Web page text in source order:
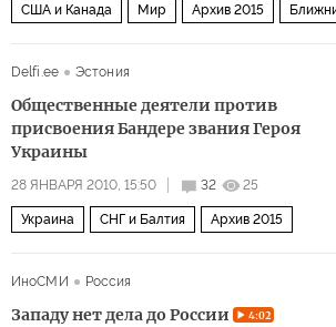
США и Канада Мир Архив 2015
Delfi.ee
Эстония
Общественные деятели против
присвоения Бандере звания Героя
Украины
28 ЯНВАРЯ 2010, 15:50 32 25
Украина СНГ и Балтия Архив 2015
ИноСМИ Россия
Западу нет дела до России 4:02